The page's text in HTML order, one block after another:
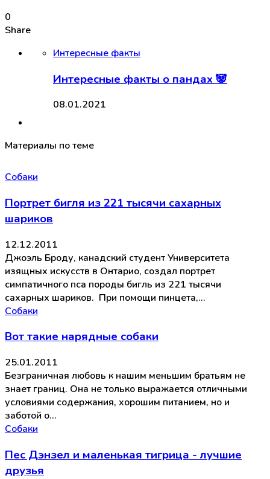
0
Share
Интересные факты
Интересные факты о пандах 🐼
08.01.2021
Материалы по теме
Собаки
Портрет бигля из 221 тысячи сахарных
шариков
12.12.2011
Джоэль Броду, канадский студент Университета
изящных искусств в Онтарио, создал портрет
симпатичного пса породы бигль из 221 тысячи
сахарных шариков. При помощи пинцета,…
Собаки
Вот такие нарядные собаки
25.01.2011
Безграничная любовь к нашим меньшим братьям не
знает границ. Она не только выражается отличными
условиями содержания, хорошим питанием, но и
заботой о…
Собаки
Пес Дэнзел и маленькая тигрица - лучшие
друзья